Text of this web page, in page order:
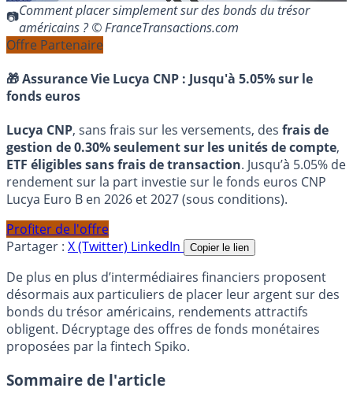
Comment placer simplement sur des bonds du trésor
américains ? © FranceTransactions.com
Offre Partenaire
🎁 Assurance Vie Lucya CNP : Jusqu'à 5.05% sur le
fonds euros
Lucya CNP, sans frais sur les versements, des frais de
gestion de 0.30% seulement sur les unités de compte,
ETF éligibles sans frais de transaction. Jusqu’à 5.05% de
rendement sur la part investie sur le fonds euros CNP
Lucya Euro B en 2026 et 2027 (sous conditions).
Profiter de l'offre
Partager : X (Twitter) LinkedIn Copier le lien
De plus en plus d’intermédiaires financiers proposent
désormais aux particuliers de placer leur argent sur des
bonds du trésor américains, rendements attractifs
obligent. Décryptage des offres de fonds monétaires
proposées par la fintech Spiko.
Sommaire de l'article